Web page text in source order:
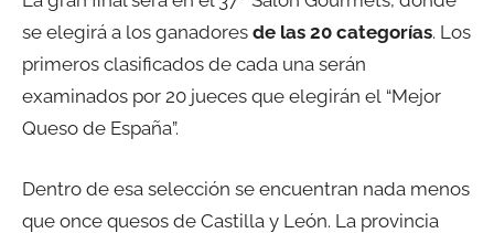
se elegirá a los ganadores de las 20 categorías. Los
primeros clasificados de cada una serán
examinados por 20 jueces que elegirán el “Mejor
Queso de España”.
Dentro de esa selección se encuentran nada menos
que once quesos de Castilla y León. La provincia